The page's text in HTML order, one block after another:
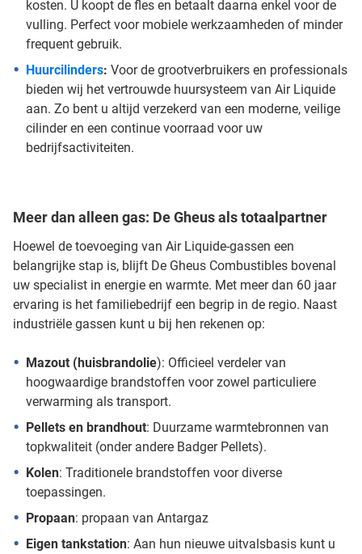
kosten. U koopt de fles en betaalt daarna enkel voor de
vulling. Perfect voor mobiele werkzaamheden of minder
frequent gebruik.
Huurcilinders: Voor de grootverbruikers en professionals
bieden wij het vertrouwde huursysteem van Air Liquide
aan. Zo bent u altijd verzekerd van een moderne, veilige
cilinder en een continue voorraad voor uw
bedrijfsactiviteiten.
Meer dan alleen gas: De Gheus als totaalpartner
Hoewel de toevoeging van Air Liquide-gassen een
belangrijke stap is, blijft De Gheus Combustibles bovenal
uw specialist in energie en warmte. Met meer dan 60 jaar
ervaring is het familiebedrijf een begrip in de regio. Naast
industriële gassen kunt u bij hen rekenen op:
Mazout (huisbrandolie): Officieel verdeler van
hoogwaardige brandstoffen voor zowel particuliere
verwarming als transport.
Pellets en brandhout: Duurzame warmtebronnen van
topkwaliteit (onder andere Badger Pellets).
Kolen: Traditionele brandstoffen voor diverse
toepassingen.
Propaan: propaan van Antargaz
Eigen tankstation: Aan hun nieuwe uitvalsbasis kunt u